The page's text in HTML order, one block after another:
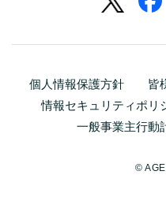
個人情報保護方針
皆
情報セキュリティポリ
一般事業主行動
©